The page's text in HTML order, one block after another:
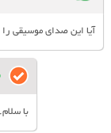
آیا این صدای موسیقی را
با